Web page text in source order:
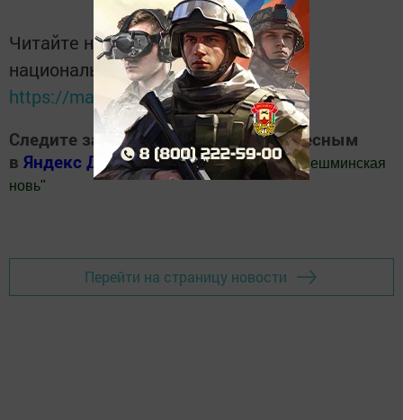
Читайте новости Татарстана в
национальном мессенджере MАХ:
https://max.ru/tatmedia
Следите за самым важным и интересным
в Яндекс Дзени Телеграм канале"Шешминская
новь"
Перейти на страницу новости